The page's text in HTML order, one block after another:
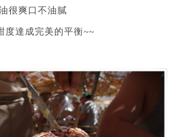
很爽口不油膩
度達成完美的平衡~~